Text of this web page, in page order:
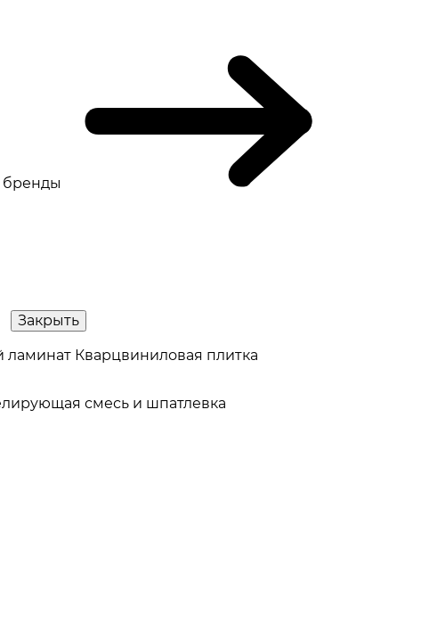
бренды
Закрыть
ламинат Кварцвиниловая плитка
смесь и шпатлевка